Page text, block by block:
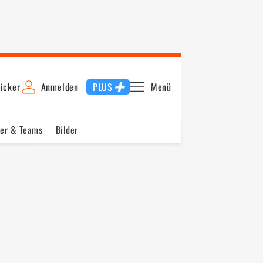
Anmelden PLUS Menü
& Teams Bilder